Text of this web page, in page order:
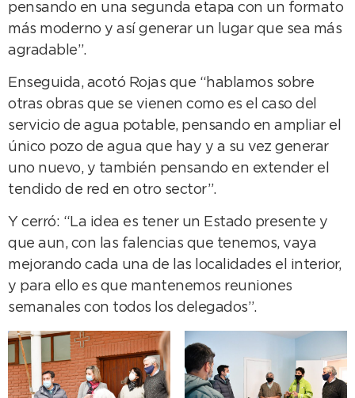
pensando en una segunda etapa con un formato
más moderno y así generar un lugar que sea más
agradable”.
Enseguida, acotó Rojas que “hablamos sobre
otras obras que se vienen como es el caso del
servicio de agua potable, pensando en ampliar el
único pozo de agua que hay y a su vez generar
uno nuevo, y también pensando en extender el
tendido de red en otro sector”.
Y cerró: “La idea es tener un Estado presente y
que aun, con las falencias que tenemos, vaya
mejorando cada una de las localidades el interior,
y para ello es que mantenemos reuniones
semanales con todos los delegados”.